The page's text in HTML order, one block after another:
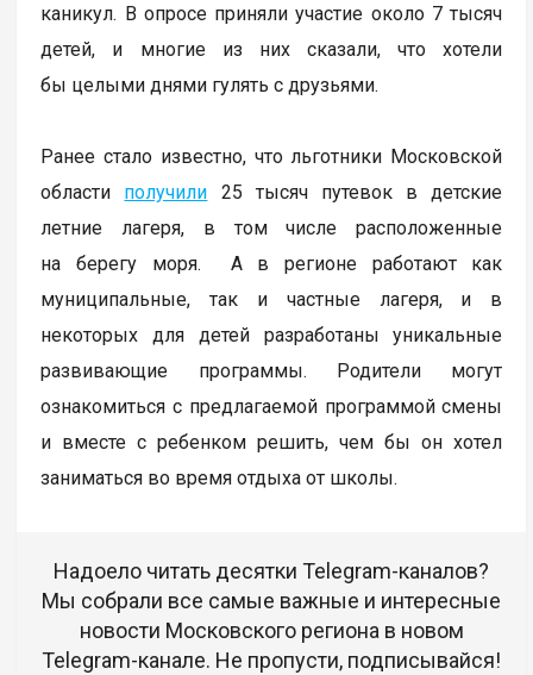
каникул. В опросе приняли участие около 7 тысяч
детей, и многие из них сказали, что хотели
бы целыми днями гулять с друзьями.
Ранее стало известно, что льготники Московской
области получили 25 тысяч путевок в детские
летние лагеря, в том числе расположенные
на берегу моря. А в регионе работают как
муниципальные, так и частные лагеря, и в
некоторых для детей разработаны уникальные
развивающие программы. Родители могут
ознакомиться с предлагаемой программой смены
и вместе с ребенком решить, чем бы он хотел
заниматься во время отдыха от школы.
Надоело читать десятки Telegram-каналов?
Мы собрали все самые важные и интересные
новости Московского региона в новом
Telegram-канале. Не пропусти, подписывайся!